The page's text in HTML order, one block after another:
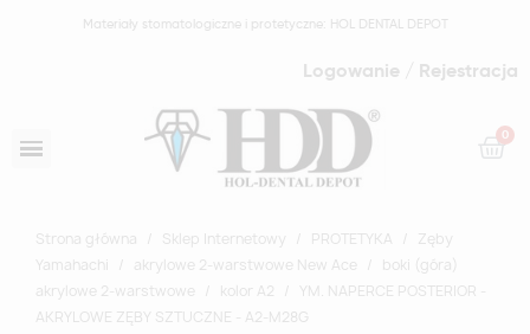
Materiały stomatologiczne i protetyczne: HOL DENTAL DEPOT
Logowanie / Rejestracja
Strona główna Sklep Internetowy PROTETYKA
Zęby
Yamahachi
akrylowe 2-warstwowe New Ace
boki (góra)
akrylowe 2-warstwowe
kolor A2
YM. NAPERCE POSTERIOR -
AKRYLOWE ZĘBY SZTUCZNE - A2-M28G